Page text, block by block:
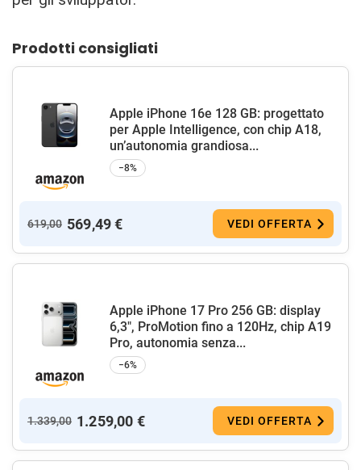
Prodotti consigliati
Apple iPhone 16e 128 GB: progettato
per Apple Intelligence, con chip A18,
un’autonomia grandiosa...
−8%
619,00 569,49 € VEDI OFFERTA
Apple iPhone 17 Pro 256 GB: display
6,3", ProMotion fino a 120Hz, chip A19
Pro, autonomia senza...
−6%
1.339,00 1.259,00 € VEDI OFFERTA